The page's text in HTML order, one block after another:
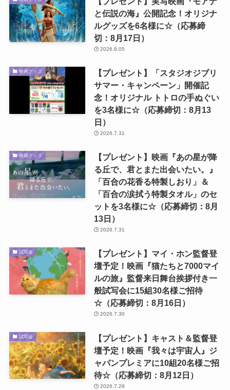
と伝説の海』公開記念！オリジナ
ルグッズを6名様に☆（応募締
切：8月17日）
2026.8.05
映画グッズ
【プレゼント】「スタジオジブリ
サマー・キャンペーン」開催記
念！オリジナル トトロの手ぬぐい
を3名様に☆（応募締切：8月13
日）
2026.7.31
映画グッズ
【プレゼント】映画『あの星が降
る丘で、君とまた出会いたい。』
「百合の花香る特製しおり」＆
「百合の涙拭う特製タオル」のセ
ットを3名様に☆（応募締切：8月
13日）
2026.7.31
試写会
【プレゼント】マイ・ホン監督登
壇予定！映画『猫たちと7000マイ
ルの旅』監督来日舞台挨拶付き一
般試写会に15組30名様ご招待
☆（応募締切：8月16日）
2026.7.30
試写会
【プレゼント】キャスト＆監督登
壇予定！映画『我々は宇宙人』ジ
ャパンプレミアに10組20名様ご招
待☆（応募締切：8月12日）
2026.7.29